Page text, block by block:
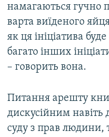
намагаються гучно
варта виїденого
як ця ініціатива
багато інших
– говорить вона.
Питання арешту
дискусійним навіть
суду з прав людини,